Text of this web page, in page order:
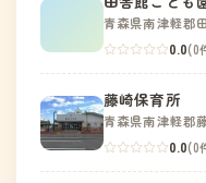
青森県南津軽郡
0.0(0
藤崎保育所
青森県南津軽郡
0.0(0